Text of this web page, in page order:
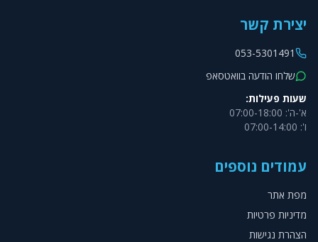
יצירת קשר
053-5301491
שלחו הודעה בוואטסאפ
שעות פעילות:
א'-ה': 07:00-18:00
ו': 07:00-14:00
עמודים נוספים
מפת אתר
מדיניות פרטיות
הצהרת נגישות